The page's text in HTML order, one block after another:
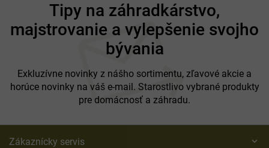
Vhodnádo záhrady, na terasu aj balkón
Tipy na záhradkárstvo,
majstrovanie a vylepšenie svojho
bývania
Exkluzívne novinky z nášho sortimentu, zľavové akcie a
horúce novinky na váš e-mail. Starostlivo vybrané produkty
pre domácnosť a záhradu.
Zákaznícky servis